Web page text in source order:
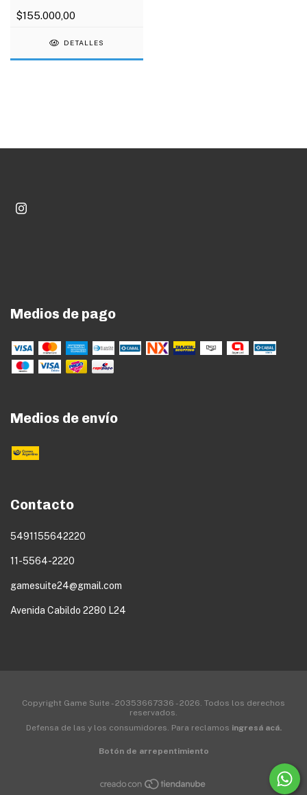
$155.000,00
DETALLES
Medios de pago
Medios de envío
Contacto
5491155642220
11-5564-2220
gamesuite24@gmail.com
Avenida Cabildo 2280 L24
Copyright Game Suite - 20353667336 - 2026. Todos los derechos
reservados.
Defensa de las y los consumidores. Para reclamos ingresá acá.
Botón de arrepentimiento